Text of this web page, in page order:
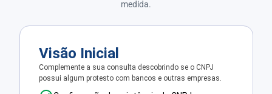
medida.
Visão Inicial
Complemente a sua consulta descobrindo se o CNPJ
possui algum protesto com bancos e outras empresas.